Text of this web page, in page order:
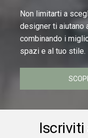
Non limitarti a
designer ti aiutano
combinando i
spazi e al tuo stile.